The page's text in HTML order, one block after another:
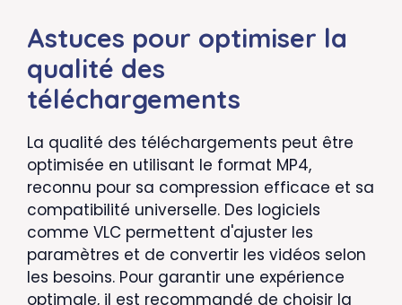
Astuces pour optimiser la
qualité des
téléchargements
La qualité des téléchargements peut être
optimisée en utilisant le format MP4,
reconnu pour sa compression efficace et sa
compatibilité universelle. Des logiciels
comme VLC permettent d'ajuster les
paramètres et de convertir les vidéos selon
les besoins. Pour garantir une expérience
optimale, il est recommandé de choisir la